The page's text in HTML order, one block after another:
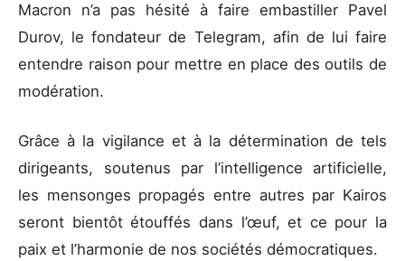
Macron n’a pas hésité à faire embastiller Pavel
Durov, le fondateur de Telegram, afin de lui faire
entendre raison pour mettre en place des outils de
modération.
Grâce à la vigilance et à la détermination de tels
dirigeants, soutenus par l’intelligence artificielle,
les mensonges propagés entre autres par Kairos
seront bientôt étouffés dans l’œuf, et ce pour la
paix et l’harmonie de nos sociétés démocratiques.